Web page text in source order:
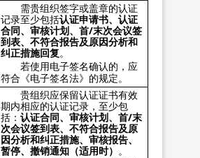
需贵组织签字或盖章的认证
记录至少包括认证申请书、认证
合同、审核计划、首/末次会议签
到表、不符合报告及原因分析和
纠正措施回复。
若使用电子签名确认的，应
符合《电子签名法》的规定。
贵组织应保留认证证书有效
期内相应的认证记录，至少包
括： 认证合同、审核计划、首/末
次会议签到表、不符合报告及原
因分析和纠正措施、审核报告、
暂停、撤销通知（适用时） 。